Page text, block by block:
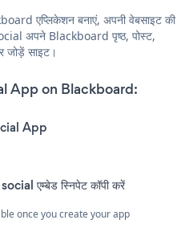
एप्लिकेशन बनाएं, अपनी वेबसाइट की
अपने Blackboard पृष्ठ, पोस्ट,
जोड़ें साइट।
App on Blackboard:
App
एम्बेड स्निपेट कॉपी करें
once you create your app